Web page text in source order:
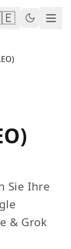
Sie Ihre
& Grok